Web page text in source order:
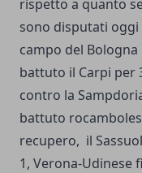
rispetto a quanto
sono disputati oggi
campo del
battuto il Carpi per
contro la
battuto
recupero, il
1, Verona-Udinese